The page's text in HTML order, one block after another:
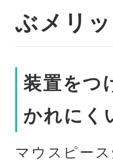
ぶメリッ
装置をつ
かれにく
マウスピー